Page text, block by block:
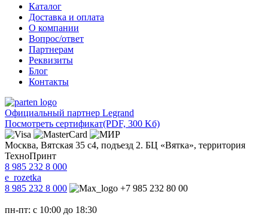
Каталог
Доставка и оплата
О компании
Вопрос/ответ
Партнерам
Реквизиты
Блог
Контакты
Официальный партнер Legrand
Посмотреть сертификат(PDF, 300 Kб)
Москва, Вятская 35 с4, подъезд 2. БЦ «Вятка», территория
ТехноПринт
8 985 232 8 000
e_rozetka
8 985 232 8 000
+7 985 232 80 00
пн-пт: с 10:00 до 18:30